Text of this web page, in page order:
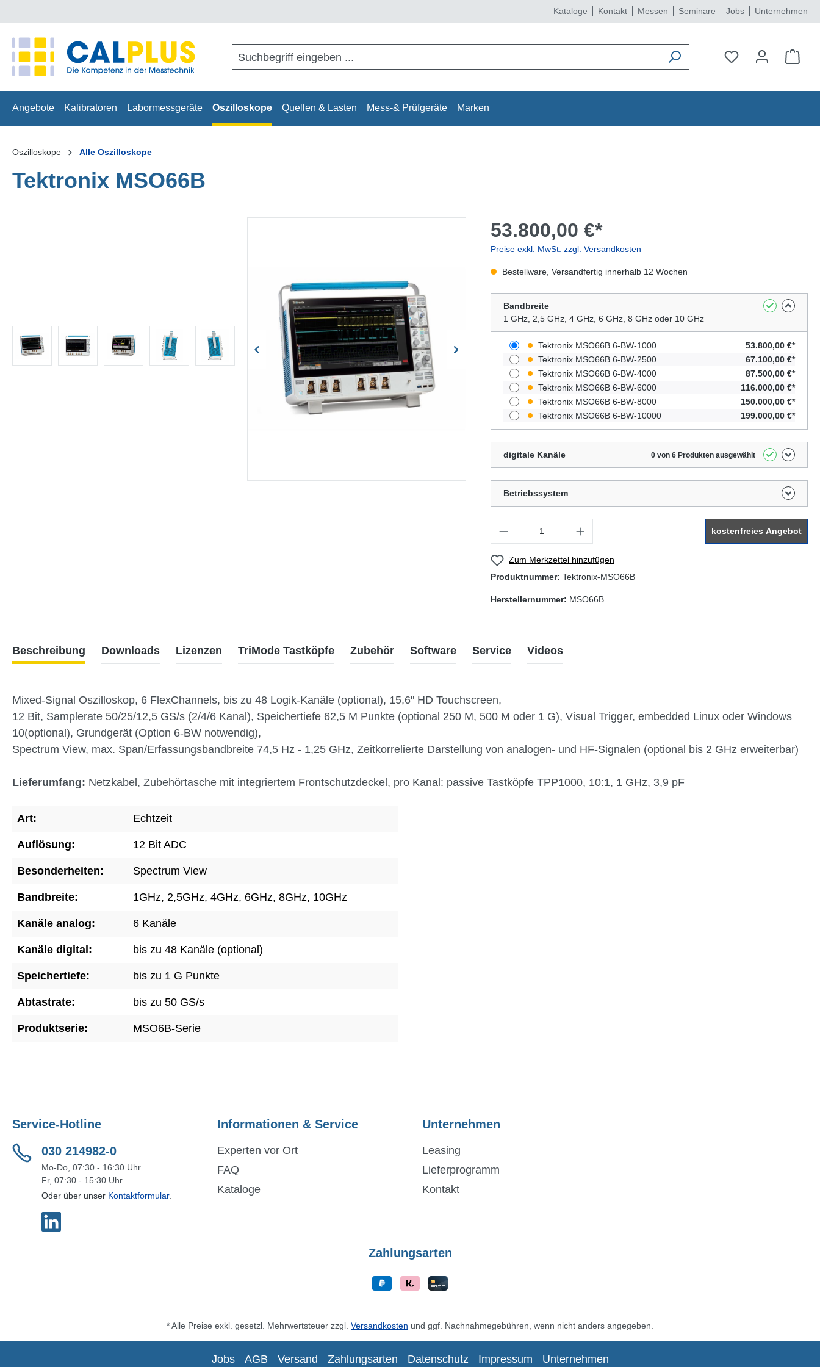
Kataloge Kontakt Messen Seminare Jobs Unternehmen
Angebote Kalibratoren Labormessgeräte Oszilloskope Quellen & Lasten Mess-& Prüfgeräte Marken
Oszilloskope Alle Oszilloskope
Tektronix MSO66B
53.800,00 €*
Preise exkl. MwSt. zzgl. Versandkosten
Bestellware, Versandfertig innerhalb 12 Wochen
Bandbreite
1 GHz, 2,5 GHz, 4 GHz, 6 GHz, 8 GHz oder 10 GHz
Tektronix MSO66B 6-BW-1000
53.800,00 €*
Tektronix MSO66B 6-BW-2500
67.100,00 €*
Tektronix MSO66B 6-BW-4000
87.500,00 €*
Tektronix MSO66B 6-BW-6000
116.000,00 €*
Tektronix MSO66B 6-BW-8000
150.000,00 €*
Tektronix MSO66B 6-BW-10000
199.000,00 €*
digitale Kanäle 0 von 6 Produkten ausgewählt
Betriebssystem
kostenfreies Angebot
Zum Merkzettel hinzufügen
Produktnummer: Tektronix-MSO66B
Herstellernummer: MSO66B
Beschreibung Downloads Lizenzen TriMode Tastköpfe Zubehör Software Service Videos
Mixed-Signal Oszilloskop, 6 FlexChannels, bis zu 48 Logik-Kanäle (optional), 15,6" HD Touchscreen,
12 Bit, Samplerate 50/25/12,5 GS/s (2/4/6 Kanal), Speichertiefe 62,5 M Punkte (optional 250 M, 500 M oder 1 G), Visual Trigger, embedded Linux oder Windows
10(optional), Grundgerät (Option 6-BW notwendig),
Spectrum View, max. Span/Erfassungsbandbreite 74,5 Hz - 1,25 GHz, Zeitkorrelierte Darstellung von analogen- und HF-Signalen (optional bis 2 GHz erweiterbar)
Lieferumfang: Netzkabel, Zubehörtasche mit integriertem Frontschutzdeckel, pro Kanal: passive Tastköpfe TPP1000, 10:1, 1 GHz, 3,9 pF
Art: Echtzeit
Auflösung: 12 Bit ADC
Besonderheiten: Spectrum View
Bandbreite: 1GHz, 2,5GHz, 4GHz, 6GHz, 8GHz, 10GHz
Kanäle analog: 6 Kanäle
Kanäle digital: bis zu 48 Kanäle (optional)
Speichertiefe: bis zu 1 G Punkte
Abtastrate: bis zu 50 GS/s
Produktserie: MSO6B-Serie
Service-Hotline
030 214982-0
Mo-Do, 07:30 - 16:30 Uhr
Fr, 07:30 - 15:30 Uhr
Oder über unser Kontaktformular.
Informationen & Service
Experten vor Ort
FAQ
Kataloge
Unternehmen
Leasing
Lieferprogramm
Kontakt
Zahlungsarten
* Alle Preise exkl. gesetzl. Mehrwertsteuer zzgl. Versandkosten und ggf. Nachnahmegebühren, wenn nicht anders angegeben.
Jobs AGB Versand Zahlungsarten Datenschutz Impressum Unternehmen